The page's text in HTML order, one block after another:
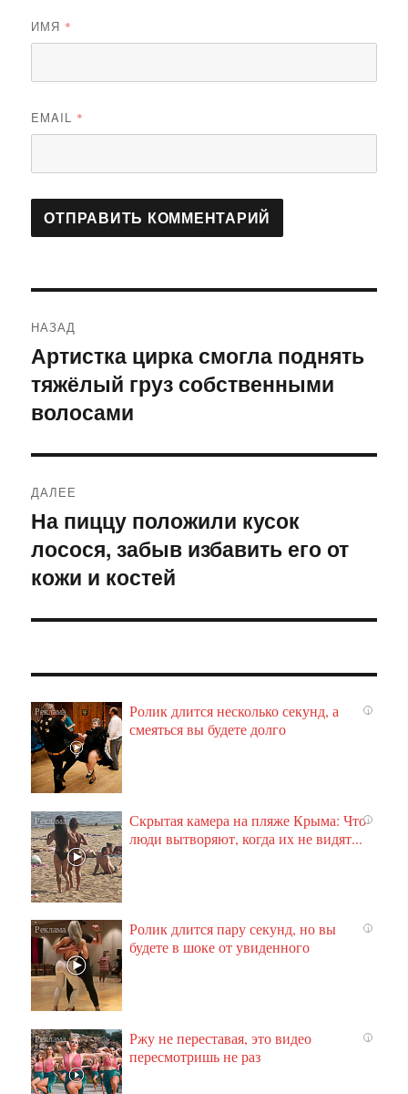
ИМЯ *
EMAIL *
по
записям
НАЗАД
Предыдущая
запись:
Артистка цирка смогла поднять
тяжёлый груз собственными
волосами
ДАЛЕЕ
Следующая
запись:
На пиццу положили кусок
лосося, забыв избавить его от
кожи и костей
i
Ролик длится несколько секунд, а
смеяться вы будете долго
i
Скрытая камера на пляже Крыма: Что
люди вытворяют, когда их не видят...
i
Ролик длится пару секунд, но вы
будете в шоке от увиденного
i
Ржу не переставая, это видео
пересмотришь не раз